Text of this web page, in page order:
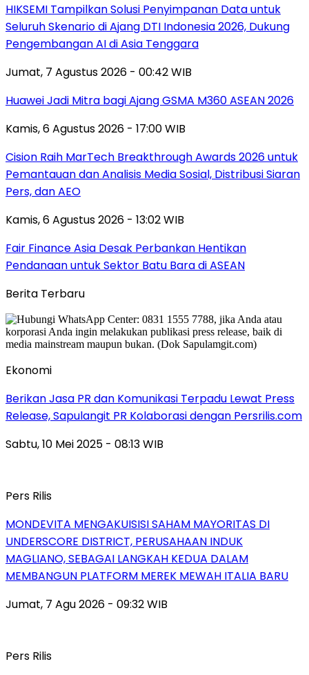
HIKSEMI Tampilkan Solusi Penyimpanan Data untuk
Seluruh Skenario di Ajang DTI Indonesia 2026, Dukung
Pengembangan AI di Asia Tenggara
Jumat, 7 Agustus 2026 - 00:42 WIB
Huawei Jadi Mitra bagi Ajang GSMA M360 ASEAN 2026
Kamis, 6 Agustus 2026 - 17:00 WIB
Cision Raih MarTech Breakthrough Awards 2026 untuk
Pemantauan dan Analisis Media Sosial, Distribusi Siaran
Pers, dan AEO
Kamis, 6 Agustus 2026 - 13:02 WIB
Fair Finance Asia Desak Perbankan Hentikan
Pendanaan untuk Sektor Batu Bara di ASEAN
Berita Terbaru
Ekonomi
Berikan Jasa PR dan Komunikasi Terpadu Lewat Press
Release, Sapulangit PR Kolaborasi dengan Persrilis.com
Sabtu, 10 Mei 2025 - 08:13 WIB
Pers Rilis
MONDEVITA MENGAKUISISI SAHAM MAYORITAS DI
UNDERSCORE DISTRICT, PERUSAHAAN INDUK
MAGLIANO, SEBAGAI LANGKAH KEDUA DALAM
MEMBANGUN PLATFORM MEREK MEWAH ITALIA BARU
Jumat, 7 Agu 2026 - 09:32 WIB
Pers Rilis